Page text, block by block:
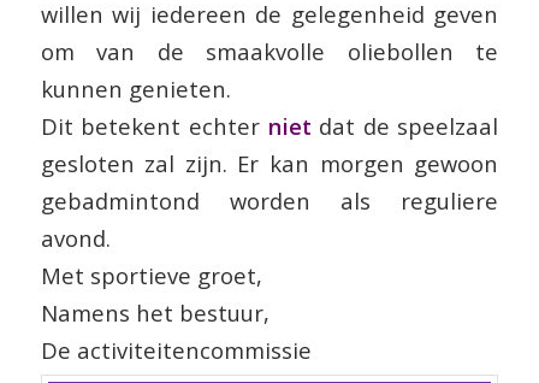
willen wij iedereen de gelegenheid geven
om van de smaakvolle oliebollen te
kunnen genieten.
Dit betekent echter niet dat de speelzaal
gesloten zal zijn. Er kan morgen gewoon
gebadmintond worden als reguliere
avond.
Met sportieve groet,
Namens het bestuur,
De activiteitencommissie